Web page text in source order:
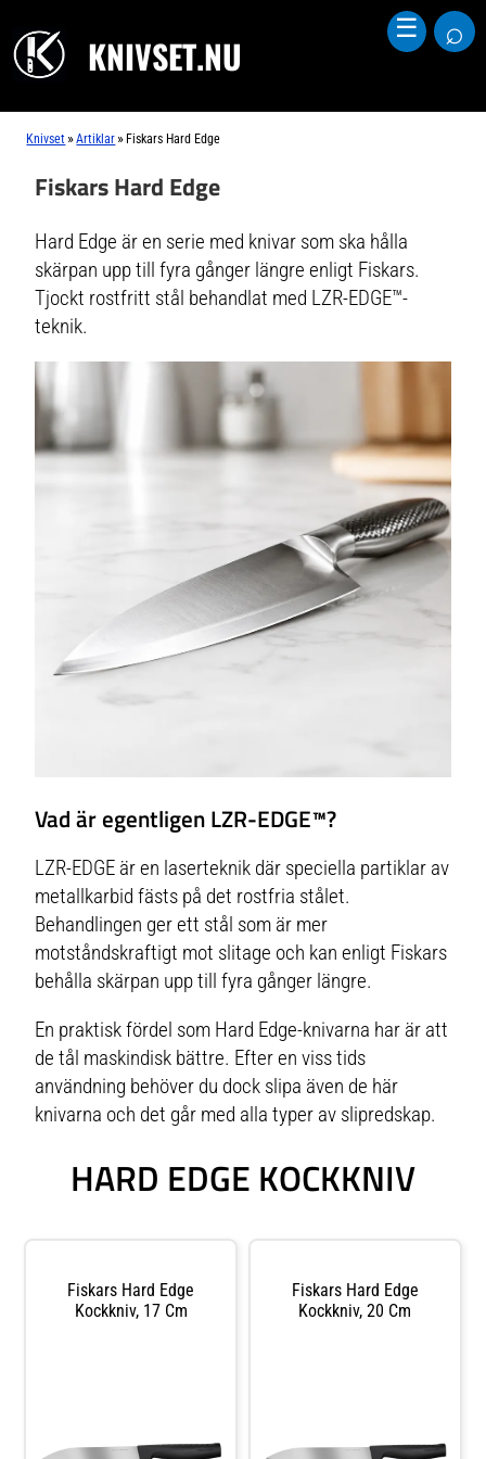
KNIVSET.NU
☰ ⌕
Knivset »Artiklar » Fiskars Hard Edge
Fiskars Hard Edge
Hard Edge är en serie med knivar som ska hålla
skärpan upp till fyra gånger längre enligt Fiskars.
Tjockt rostfritt stål behandlat med LZR-EDGE™-
teknik.
Vad är egentligen LZR-EDGE™?
LZR-EDGE är en laserteknik där speciella partiklar av
metallkarbid fästs på det rostfria stålet.
Behandlingen ger ett stål som är mer
motståndskraftigt mot slitage och kan enligt Fiskars
behålla skärpan upp till fyra gånger längre.
En praktisk fördel som Hard Edge-knivarna har är att
de tål maskindisk bättre. Efter en viss tids
användning behöver du dock slipa även de här
knivarna och det går med alla typer av slipredskap.
HARD EDGE KOCKKNIV
Fiskars Hard Edge
Kockkniv, 17 Cm
Fiskars Hard Edge
Kockkniv, 20 Cm